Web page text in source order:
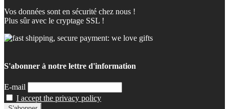
Vos données sont en sécurité chez nous !
Plus sûr avec le cryptage SSL !
S'abonner à notre lettre d'information
E-mail
I accept the privacy policy